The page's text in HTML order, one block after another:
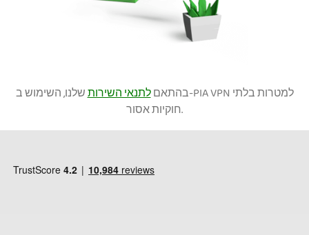
בהתאםלתנאי השירותשלנו, השימוש ב-PIA VPN למטרות בלתי
חוקיות אסור.